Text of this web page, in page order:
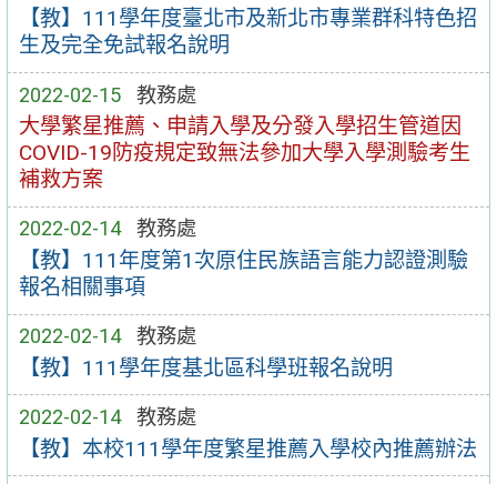
【教】111學年度臺北市及新北市專業群科特色招
生及完全免試報名說明
2022-02-15 教務處
大學繁星推薦、申請入學及分發入學招生管道因
COVID-19防疫規定致無法參加大學入學測驗考生
補救方案
2022-02-14 教務處
【教】111年度第1次原住民族語言能力認證測驗
報名相關事項
2022-02-14 教務處
【教】111學年度基北區科學班報名說明
2022-02-14 教務處
【教】本校111學年度繁星推薦入學校內推薦辦法